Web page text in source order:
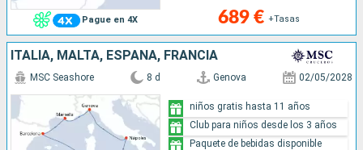
Pague en 4X 689 € +Tasas
ITALIA, MALTA, ESPAÑA, FRANCIA
MSC Seashore 8 d Genova 02/05/2028
niños gratis hasta 11 años
Club para niños desde los 3 años
Paquete de bebidas disponible